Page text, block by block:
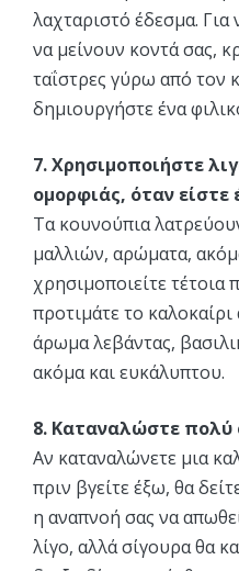
λαχταριστό έδεσμα. Για
να μείνουν κοντά σας,
ταΐστρες γύρω από τον
δημιουργήστε ένα
7. Χρησιμοποιήστε
ομορφιάς, όταν είστε
Τα κουνούπια
μαλλιών, αρώματα,
χρησιμοποιείτε
προτιμάτε το
άρωμα λεβάντας,
ακόμα και ευκάλυπτου.
8. Καταναλώστε πολύ
Αν καταναλώνετε μια
πριν βγείτε έξω, θα
η αναπνοή σας να
λίγο, αλλά σίγουρα θα